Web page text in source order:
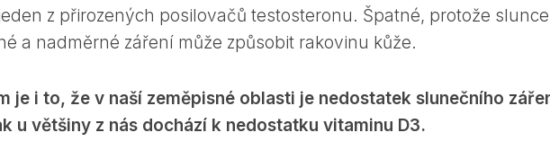
z přirozených posilovačů testosteronu. Špatné, protože
a nadměrné záření může způsobit rakovinu kůže.
je i to, že v naší zeměpisné oblasti je nedostatek slunečního
u většiny z nás dochází k nedostatku vitaminu D3.